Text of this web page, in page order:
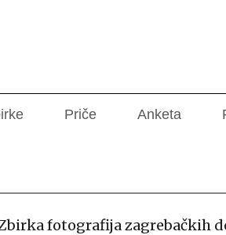
Priče Anketa
fotografija zagrebačkih